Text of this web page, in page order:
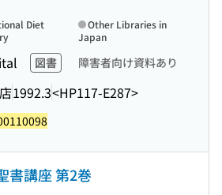
図書 障害者向け資料あり
1992.3<HP117-E287>
Diet
Other Libraries in
Japan
書講座 第2巻